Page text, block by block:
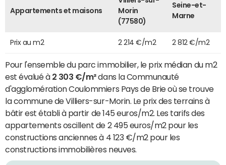
Appartements et maisons
Morin
(77580)
Seine-et-
Marne
Prix au m2 2 214 €/m2 2 812 €/m2
Pour l'ensemble du parc immobilier, le prix médian du m2
est évalué à 2 303 €/m²dans la Communauté
d'agglomération Coulommiers Pays de Brie où se trouve
la commune de Villiers-sur-Morin. Le prix des terrains à
bâtir est établi à partir de 145 euros/m2. Les tarifs des
appartements oscillent de 2 495 euros/m2 pour les
constructions anciennes à 4 123 €/m2 pour les
constructions immobilières neuves.